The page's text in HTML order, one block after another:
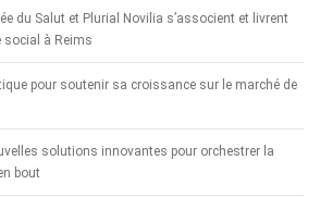
du Salut et Plurial Novilia s’associent et livrent
social à Reims
pour soutenir sa croissance sur le marché de
solutions innovantes pour orchestrer la
bout